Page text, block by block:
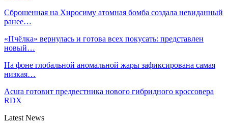
Сброшенная на Хиросиму атомная бомба создала невиданный
ранее…
«Пчёлка» вернулась и готова всех покусать: представлен
новый…
На фоне глобальной аномальной жары зафиксирована самая
низкая…
Acura готовит предвестника нового гибридного кроссовера
RDX
Latest News